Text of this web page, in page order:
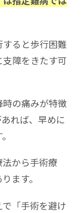
ると歩行困難
障をきたす可
の痛みが特徴
れば、早めに
から手術療
ます。
「手術を避け